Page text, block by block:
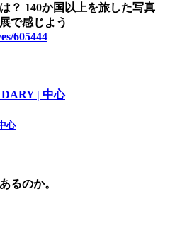
？ 140か国以上を旅した写真
で感じよう
605444
心
るのか。